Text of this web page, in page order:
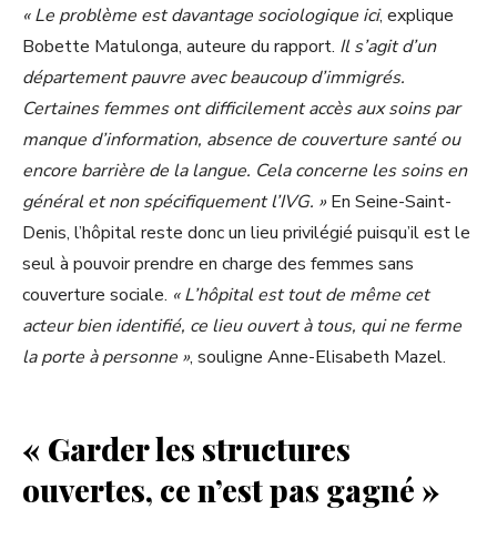
« Le problème est davantage sociologique ici, explique
Bobette Matulonga, auteure du rapport. Il s’agit d’un
département pauvre avec beaucoup d’immigrés.
Certaines femmes ont difficilement accès aux soins par
manque d’information, absence de couverture santé ou
encore barrière de la langue. Cela concerne les soins en
général et non spécifiquement l’IVG. »En Seine-Saint-
Denis, l’hôpital reste donc un lieu privilégié puisqu’il est le
seul à pouvoir prendre en charge des femmes sans
couverture sociale. « L’hôpital est tout de même cet
acteur bien identifié, ce lieu ouvert à tous, qui ne ferme
la porte à personne », souligne Anne-Elisabeth Mazel.
« Garder les structures
ouvertes, ce n’est pas gagné »